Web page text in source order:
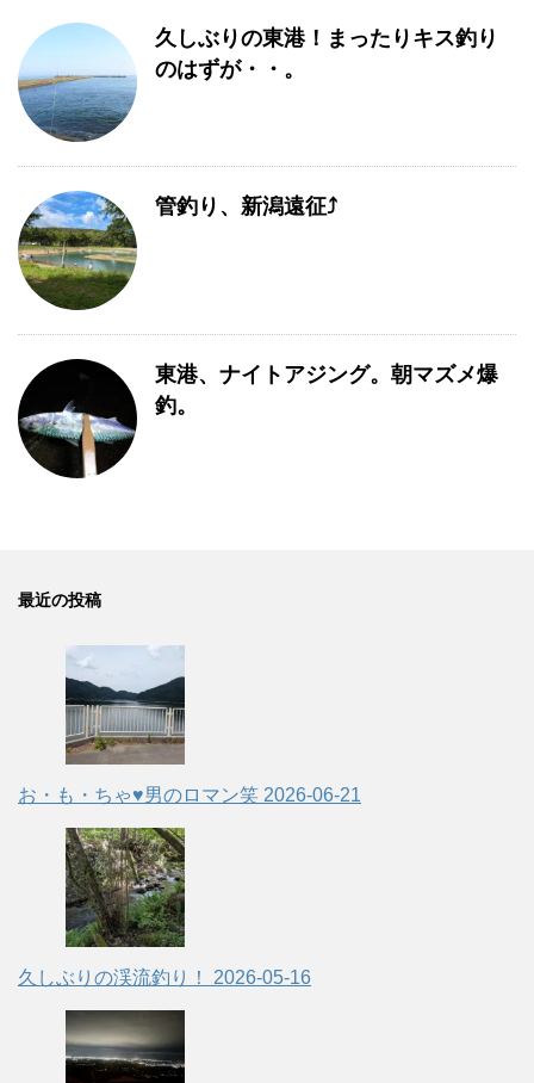
久しぶりの東港！まったりキス釣り
のはずが・・。
管釣り、新潟遠征⤴
東港、ナイトアジング。朝マズメ爆
釣。
最近の投稿
お・も・ちゃ♥男のロマン笑 2026-06-21
久しぶりの渓流釣り！ 2026-05-16